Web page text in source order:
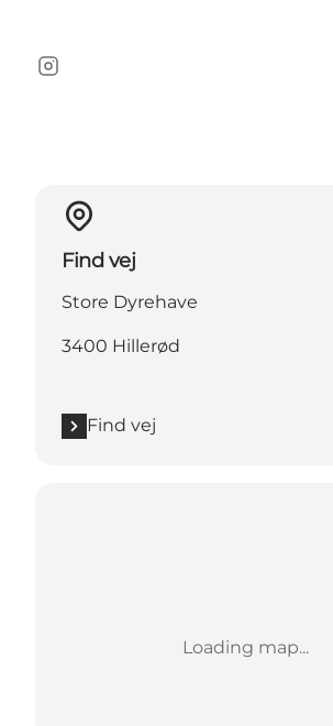
Instagram
Find vej
Store Dyrehave
3400 Hillerød
Find vej
Loading map...